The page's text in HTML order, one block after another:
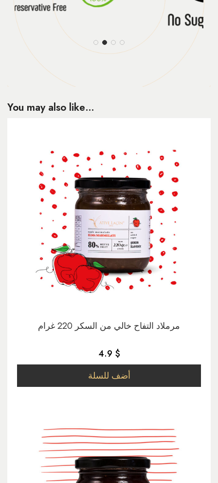
You may also like…
مرملاد التفاح خالي من السكر 220 غرام
4.9 $
أضف للسلة